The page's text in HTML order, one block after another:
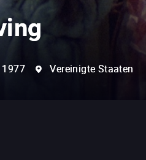
1977 Vereinigte Staaten